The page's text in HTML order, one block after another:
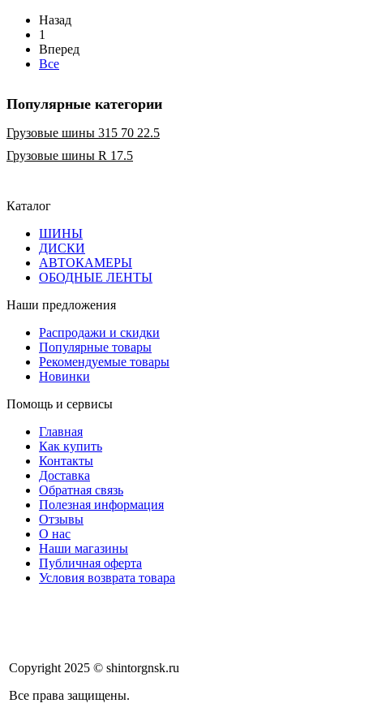
Назад
1
Вперед
Все
Популярные категории
Грузовые шины 315 70 22.5
Грузовые шины R 17.5
Каталог
ШИНЫ
ДИСКИ
АВТОКАМЕРЫ
ОБОДНЫЕ ЛЕНТЫ
Наши предложения
Распродажи и скидки
Популярные товары
Рекомендуемые товары
Новинки
Помощь и сервисы
Главная
Как купить
Контакты
Доставка
Обратная связь
Полезная информация
Отзывы
О нас
Наши магазины
Публичная оферта
Условия возврата товара
Copyright 2025 © shintorgnsk.ru
Все права защищены.